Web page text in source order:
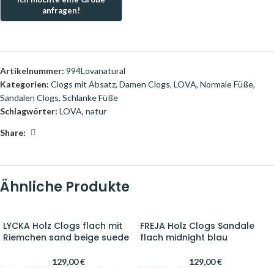
Artikelnummer: 994Lovanatural
Kategorien: Clogs mit Absatz, Damen Clogs, LOVA, Normale Füße,
Sandalen Clogs, Schlanke Füße
Schlagwörter: LOVA, natur
Share:
Ähnliche Produkte
LYCKA Holz Clogs flach mit
Riemchen sand beige suede
129,00€
FREJA Holz Clogs Sandale
flach midnight blau
129,00€